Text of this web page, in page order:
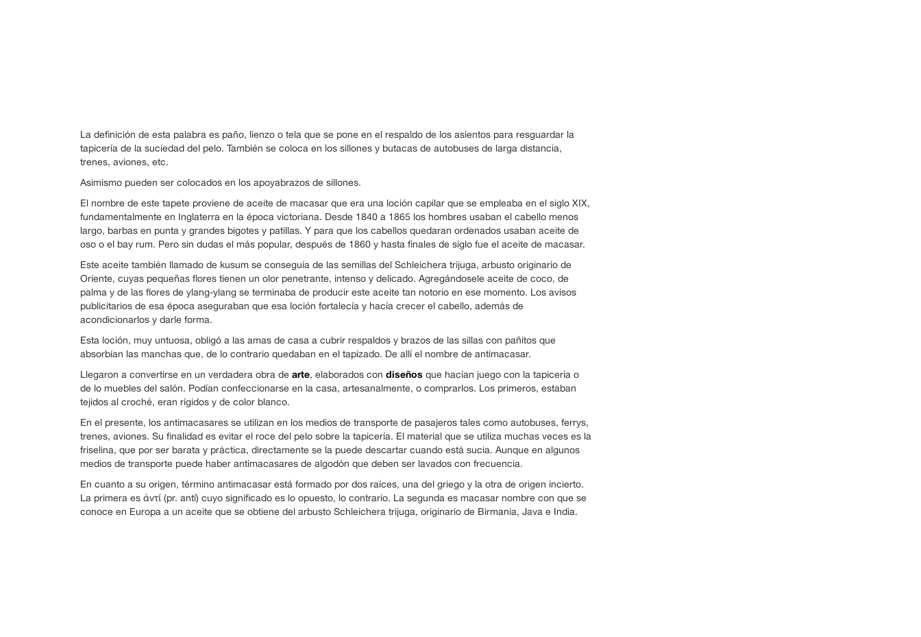
La definición de esta palabra es paño, lienzo o tela que se pone en el respaldo de los asientos para resguardar la
tapicería de la suciedad del pelo. También se coloca en los sillones y butacas de autobuses de larga distancia,
trenes, aviones, etc.
Asimismo pueden ser colocados en los apoyabrazos de sillones.
El nombre de este tapete proviene de aceite de macasar que era una loción capilar que se empleaba en el siglo XIX,
fundamentalmente en Inglaterra en la época victoriana. Desde 1840 a 1865 los hombres usaban el cabello menos
largo, barbas en punta y grandes bigotes y patillas. Y para que los cabellos quedaran ordenados usaban aceite de
oso o el bay rum. Pero sin dudas el más popular, después de 1860 y hasta finales de siglo fue el aceite de macasar.
Este aceite también llamado de kusum se conseguía de las semillas del Schleichera trijuga, arbusto originario de
Oriente, cuyas pequeñas flores tienen un olor penetrante, intenso y delicado. Agregándosele aceite de coco, de
palma y de las flores de ylang-ylang se terminaba de producir este aceite tan notorio en ese momento. Los avisos
publicitarios de esa época aseguraban que esa loción fortalecía y hacía crecer el cabello, además de
acondicionarlos y darle forma.
Esta loción, muy untuosa, obligó a las amas de casa a cubrir respaldos y brazos de las sillas con pañitos que
absorbían las manchas que, de lo contrario quedaban en el tapizado. De allí el nombre de antimacasar.
Llegaron a convertirse en un verdadera obra de arte, elaborados con diseños que hacían juego con la tapicería o
de lo muebles del salón. Podían confeccionarse en la casa, artesanalmente, o comprarlos. Los primeros, estaban
tejidos al croché, eran rígidos y de color blanco.
En el presente, los antimacasares se utilizan en los medios de transporte de pasajeros tales como autobuses, ferrys,
trenes, aviones. Su finalidad es evitar el roce del pelo sobre la tapicería. El material que se utiliza muchas veces es la
friselina, que por ser barata y práctica, directamente se la puede descartar cuando está sucia. Aunque en algunos
medios de transporte puede haber antimacasares de algodón que deben ser lavados con frecuencia.
En cuanto a su origen, término antimacasar está formado por dos raíces, una del griego y la otra de origen incierto.
La primera es ἀντί (pr. antí) cuyo significado es lo opuesto, lo contrario. La segunda es macasar nombre con que se
conoce en Europa a un aceite que se obtiene del arbusto Schleichera trijuga, originario de Birmania, Java e India.